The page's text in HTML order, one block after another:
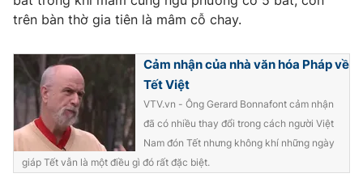
Tư vấn
Lịch phát sóng
Chuyên mục khác
Emagazine Podcast
Photo Infographic
trên bàn thờ gia tiên là mâm cỗ chay.
Cảm nhận của nhà văn hóa Pháp về
Tết Việt
VTV.vn - Ông Gerard Bonnafont cảm nhận
đã có nhiều thay đổi trong cách người Việt
Nam đón Tết nhưng không khí những ngày
giáp Tết vẫn là một điều gì đó rất đặc biệt.